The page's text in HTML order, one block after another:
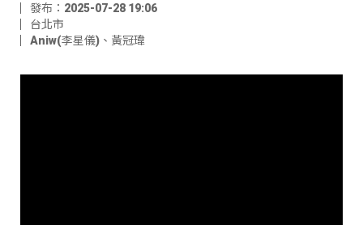
發布：2025-07-28 19:06
台北市
Aniw(李星儀) 、 黃冠瑋